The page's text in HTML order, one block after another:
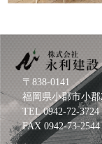
〒838-0141
福岡県小郡市小郡
TEL0942-72-3724
FAX 0942-73-2544